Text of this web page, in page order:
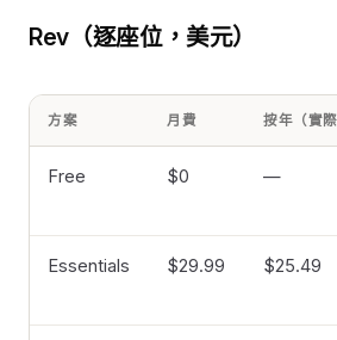
Rev（逐座位，美元）
方案 月費 按年（實際
Free $0 —
Essentials $29.99 $25.49